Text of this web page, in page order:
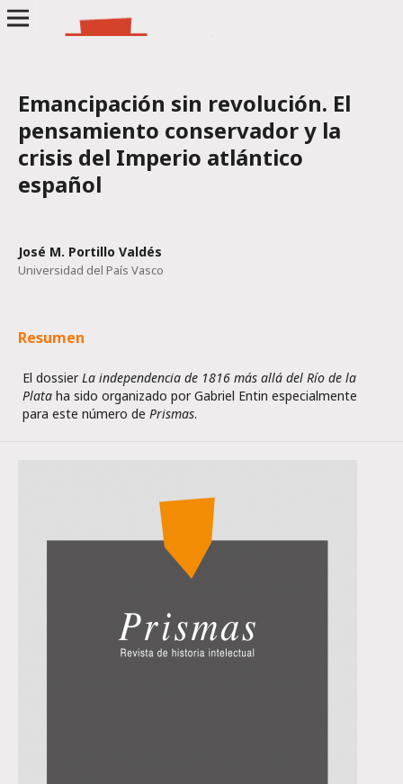
Emancipación sin revolución. El
pensamiento conservador y la
crisis del Imperio atlántico
español
José M. Portillo Valdés
Universidad del País Vasco
Resumen
El dossierLa independencia de 1816 más allá del Río de la
Plata ha sido organizado por Gabriel Entin especialmente
para este número de Prismas.